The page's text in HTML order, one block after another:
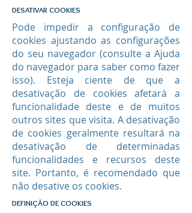
DESATIVAR COOKIES
Pode impedir a configuração de
cookies ajustando as configurações
do seu navegador (consulte a Ajuda
do navegador para saber como fazer
isso). Esteja ciente de que a
desativação de cookies afetará a
funcionalidade deste e de muitos
outros sites que visita. A desativação
de cookies geralmente resultará na
desativação de determinadas
funcionalidades e recursos deste
site. Portanto, é recomendado que
não desative os cookies.
DEFINIÇÃO DE COOKIES